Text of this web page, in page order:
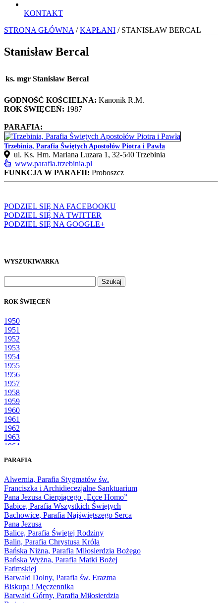
KONTAKT
STRONA GŁÓWNA /KAPŁANI / STANISŁAW BERCAL
Stanisław Bercal
ks. mgr Stanisław Bercal
GODNOŚĆ KOŚCIELNA: Kanonik R.M.
ROK ŚWIĘCEŃ: 1987
PARAFIA:
Trzebinia, Parafia Świętych Apostołów Piotra i Pawła
ul. Ks. Hm. Mariana Luzara 1, 32-540 Trzebinia
www.parafia.trzebinia.pl
FUNKCJA W PARAFII: Proboszcz
PODZIEL SIĘ NA FACEBOOKU
PODZIEL SIĘ NA TWITTER
PODZIEL SIĘ NA GOOGLE+
WYSZUKIWARKA
ROK ŚWIĘCEŃ
1950
1951
1952
1953
1954
1955
1956
1957
1958
1959
1960
1961
1962
1963
1964
1966
1968
1969
1970
1971
1972
1973
1974
1975
1976
1977
1978
1979
1980
1981
PARAFIA
Alwernia, Parafia Stygmatów św.
Franciszka i Archidiecezjalne Sanktuarium
Pana Jezusa Cierpiącego „Ecce Homo”
Babice, Parafia Wszystkich Świętych
Bachowice, Parafia Najświętszego Serca
Pana Jezusa
Balice, Parafia Świętej Rodziny
Balin, Parafia Chrystusa Króla
Bańska Niżna, Parafia Miłosierdzia Bożego
Bańska Wyżna, Parafia Matki Bożej
Fatimskiej
Barwałd Dolny, Parafia św. Erazma
Biskupa i Męczennika
Barwałd Górny, Parafia Miłosierdzia
Bożego